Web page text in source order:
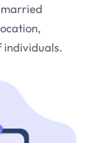
married
individuals.